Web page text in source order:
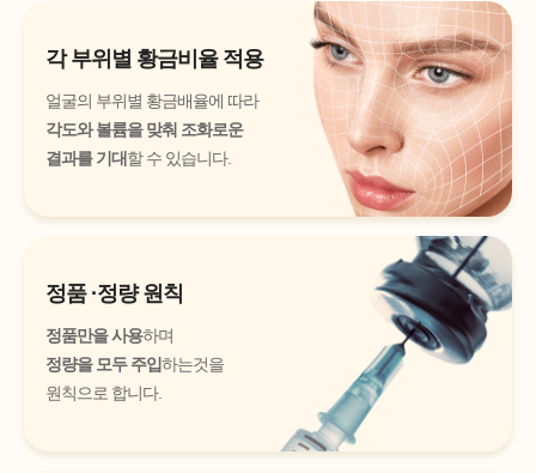
각 부위별 황금비율 적용
얼굴의 부위별 황금배율에 따라
각도와 볼륨을 맞춰 조화로운
결과를기대할 수 있습니다.
정품 ·정량 원칙
정품만을 사용하며
정량을 모두 주입하는것을
원칙으로 합니다.